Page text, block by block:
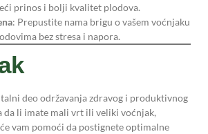
prinos i bolji kvalitet plodova.
: Prepustite nama brigu o vašem voćnjaku
bez stresa i napora.
deo održavanja zdravog i produktivnog
da li imate mali vrt ili veliki voćnjak,
vam pomoći da postignete optimalne